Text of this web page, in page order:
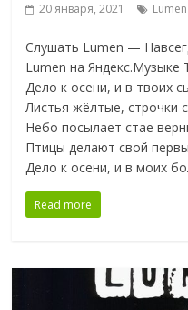
20 января, 2021 Lumen
Слушать Lumen —
Lumen на
Дело к осени, и в твоих
Листья жёлтые, строчки
Небо посылает стае
Птицы делают свой
Дело к осени, и в моих
Read more